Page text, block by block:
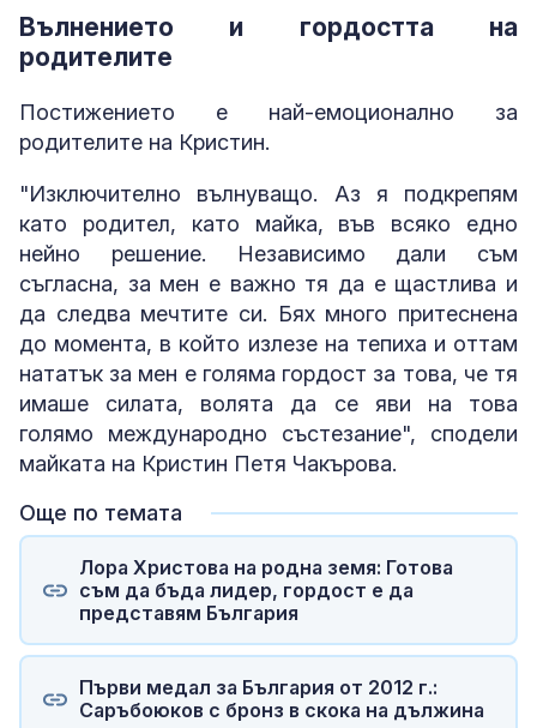
Вълнението и гордостта на
родителите
Постижението е най-емоционално за
родителите на Кристин.
"Изключително вълнуващо. Аз я подкрепям
като родител, като майка, във всяко едно
нейно решение. Независимо дали съм
съгласна, за мен е важно тя да е щастлива и
да следва мечтите си. Бях много притеснена
до момента, в който излезе на тепиха и оттам
нататък за мен е голяма гордост за това, че тя
имаше силата, волята да се яви на това
голямо международно състезание", сподели
майката на Кристин Петя Чакърова.
Още по темата
Лора Христова на родна земя: Готова
съм да бъда лидер, гордост е да
представям България
Първи медал за България от 2012 г.:
Саръбоюков с бронз в скока на дължина